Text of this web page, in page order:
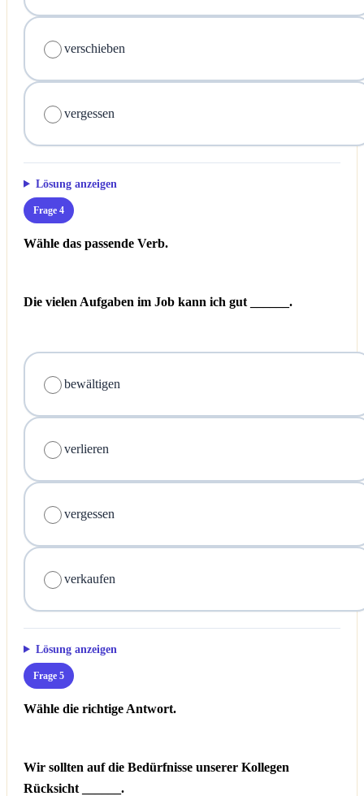
verschieben
vergessen
Lösung anzeigen
Frage 4
Wähle das passende Verb.
Die vielen Aufgaben im Job kann ich gut ______.
bewältigen
verlieren
vergessen
verkaufen
Lösung anzeigen
Frage 5
Wähle die richtige Antwort.
Wir sollten auf die Bedürfnisse unserer Kollegen
Rücksicht ______.